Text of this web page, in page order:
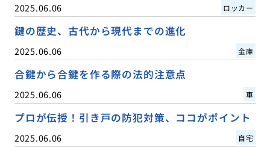
2025.06.06 ロッカー
鍵の歴史、古代から現代までの進化
2025.06.06 金庫
合鍵から合鍵を作る際の法的注意点
2025.06.06 車
プロが伝授！引き戸の防犯対策、ココがポイント
2025.06.06 自宅